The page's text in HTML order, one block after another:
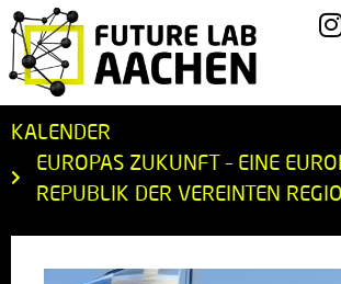
KALENDER
EUROPAS ZUKUNFT – EINE
REPUBLIK DER VEREINTEN